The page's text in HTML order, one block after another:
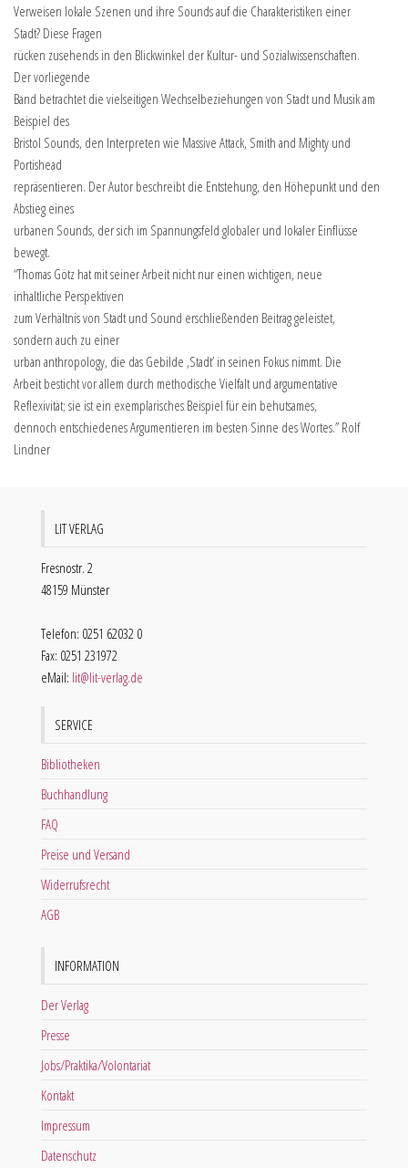
Verweisen lokale Szenen und ihre Sounds auf die Charakteristiken einer
Stadt? Diese Fragen
rücken zusehends in den Blickwinkel der Kultur- und Sozialwissenschaften.
Der vorliegende
Band betrachtet die vielseitigen Wechselbeziehungen von Stadt und Musik am
Beispiel des
Bristol Sounds, den Interpreten wie Massive Attack, Smith and Mighty und
Portishead
repräsentieren. Der Autor beschreibt die Entstehung, den Höhepunkt und den
Abstieg eines
urbanen Sounds, der sich im Spannungsfeld globaler und lokaler Einflüsse
bewegt.
“Thomas Götz hat mit seiner Arbeit nicht nur einen wichtigen, neue
inhaltliche Perspektiven
zum Verhältnis von Stadt und Sound erschließenden Beitrag geleistet,
sondern auch zu einer
urban anthropology, die das Gebilde ,Stadt’ in seinen Fokus nimmt. Die
Arbeit besticht vor allem durch methodische Vielfalt und argumentative
Reflexivität; sie ist ein exemplarisches Beispiel für ein behutsames,
dennoch entschiedenes Argumentieren im besten Sinne des Wortes.” Rolf
Lindner
LIT VERLAG
Fresnostr. 2
48159 Münster
Telefon: 0251 62032 0
Fax: 0251 231972
eMail: lit@lit-verlag.de
SERVICE
Bibliotheken
Buchhandlung
FAQ
Preise und Versand
Widerrufsrecht
AGB
INFORMATION
Der Verlag
Presse
Jobs/Praktika/Volontariat
Kontakt
Impressum
Datenschutz